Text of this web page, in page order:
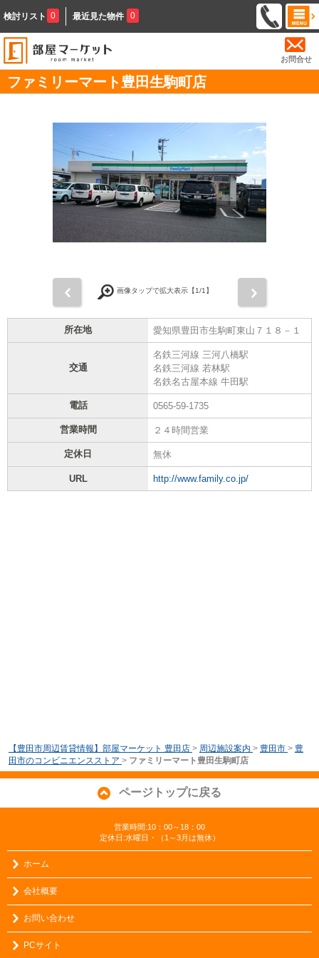
検討リスト 0 最近見た物件 0
お問合せ
ファミリーマート豊田生駒町店
画像タップで拡大表示【1/1】
所在地 愛知県豊田市生駒町東山７１８－１
交通
名鉄三河線 三河八橋駅
名鉄三河線 若林駅
名鉄名古屋本線 牛田駅
電話 0565-59-1735
営業時間 ２４時間営業
定休日 無休
URL http://www.family.co.jp/
【豊田市周辺賃貸情報】部屋マーケット 豊田店 > 周辺施設案内 > 豊田市 > 豊
田市のコンビニエンスストア > ファミリーマート豊田生駒町店
ページトップに戻る
営業時間:10：00～18：00
定休日:水曜日・（1～3月は無休）
ホーム
会社概要
お問い合わせ
PCサイト